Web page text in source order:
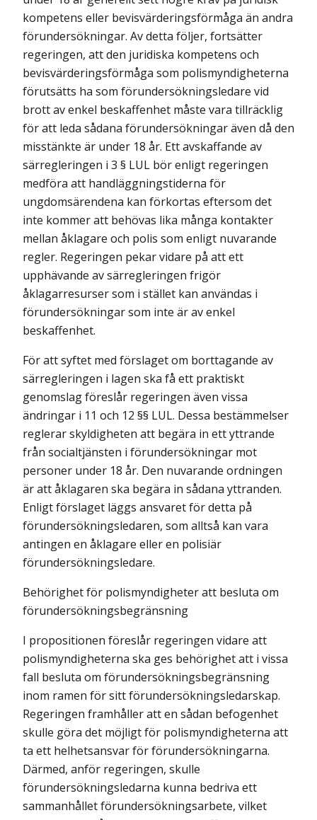
kompetens eller bevisvärderingsförmåga än andra
förundersökningar. Av detta följer, fortsätter
regeringen, att den juridiska kompetens och
bevisvärderingsförmåga som polismyndigheterna
förutsätts ha som förundersökningsledare vid
brott av enkel beskaffenhet måste vara tillräcklig
för att leda sådana förundersökningar även då den
misstänkte är under 18 år. Ett avskaffande av
särregleringen i 3 § LUL bör enligt regeringen
medföra att handläggningstiderna för
ungdomsärendena kan förkortas eftersom det
inte kommer att behövas lika många kontakter
mellan åklagare och polis som enligt nuvarande
regler. Regeringen pekar vidare på att ett
upphävande av särregleringen frigör
åklagarresurser som i stället kan användas i
förundersökningar som inte är av enkel
beskaffenhet.
För att syftet med förslaget om borttagande av
särregleringen i lagen ska få ett praktiskt
genomslag föreslår regeringen även vissa
ändringar i 11 och 12 §§ LUL. Dessa bestämmelser
reglerar skyldigheten att begära in ett yttrande
från socialtjänsten i förundersökningar mot
personer under 18 år. Den nuvarande ordningen
är att åklagaren ska begära in sådana yttranden.
Enligt förslaget läggs ansvaret för detta på
förundersökningsledaren, som alltså kan vara
antingen en åklagare eller en polisiär
förundersökningsledare.
Behörighet för polismyndigheter att besluta om
förundersökningsbegränsning
I propositionen föreslår regeringen vidare att
polismyndigheterna ska ges behörighet att i vissa
fall besluta om förundersökningsbegränsning
inom ramen för sitt förundersökningsledarskap.
Regeringen framhåller att en sådan befogenhet
skulle göra det möjligt för polismyndigheterna att
ta ett helhetsansvar för förundersökningarna.
Därmed, anför regeringen, skulle
förundersökningsledarna kunna bedriva ett
sammanhållet förundersökningsarbete, vilket